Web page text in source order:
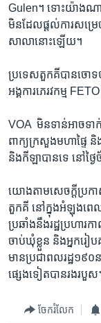
Gulen។​ ទោះយ៉ាងណ
មិន​ដែល​ផ្ដល់​ការ​សម្រេ
សាលា​នោះ​ឡើយ។​
ប្រទេស​តួកគី​បាន​ចោទ​ថ
អង្គការ​ភេរវ​កម្ម​
VOA ​ មិន​ទាន់​អាច​ទ
ពាក្យ​ក្រសួង​មហា​ផ្ទៃ​
និង​កីឡា​បាន​ទេ​ នៅ​ថ្ងៃ​ច័
យោង​តាម​សេចក្តី​ប្រក
តួកគី​ នៅ​ក្នុង​អំឡុង​ពេល​
ប្រឆាំង​នឹង​រដ្ឋ​ប្រហារ​
ចាប់​ឃុំខ្លួន​ និង​អ្នក​រៀ
មាន​ប្រជា​ពលរដ្ឋ​១៩
ផ្សេង​ទៀត​បាន​រង​របួ
ចែករំលែក